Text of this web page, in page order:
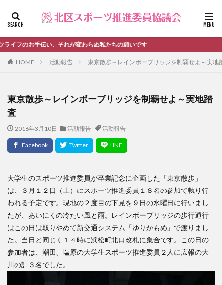
が変わらぬ私たちの願いです
HOME 活動報告 東京散歩～レインボーブリッジを制覇せよ～実地
東京散歩～レインボーブリッジを制覇せよ～実地踏
査
2016年3月10日 活動報告 活動報告
大学生のスポーツ推進委員が卒業記念に企画した「東京散歩」
は、３月１２日（土）にスポーツ推進委員１８名の参加で執り行
われる予定です。現地の２度目の下見を９日の水曜日に行いまし
たが、あいにくの冷たい風と雨。レインボーブリッジの歩行通行
はこの日は取りやめて新交通システム「ゆりかもめ」で渡りまし
た。当日と同じく１４時に浜松町北口改札に集合です。この日の
参加者は、潮田、塩原の大学生スポーツ推進委員２人に広報の大
川の計３名でした。
ファッション デザイン 流行
カテゴリー
＃活動報告 kitacup past
schedule
メンバー募集中のチーム
ワークショップ
健康ハイキング委員会からのお知らせ
北区スポーツ推進委員
北区のスポーツチーム
卓球
活動報告
生涯スポーツ
田端文士ウォーク
講習会のご報告
検索